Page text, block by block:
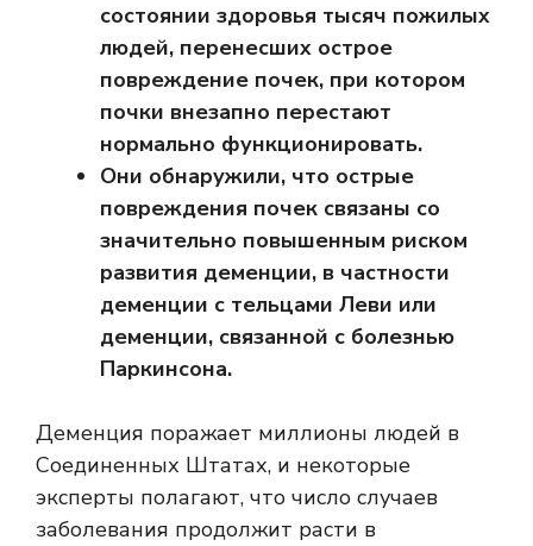
состоянии здоровья тысяч пожилых
людей, перенесших острое
повреждение почек, при котором
почки внезапно перестают
нормально функционировать.
Они обнаружили, что острые
повреждения почек связаны со
значительно повышенным риском
развития деменции, в частности
деменции с тельцами Леви или
деменции, связанной с болезнью
Паркинсона.
Деменция поражает миллионы людей в
Соединенных Штатах, и некоторые
эксперты полагают, что число случаев
заболевания продолжит расти в